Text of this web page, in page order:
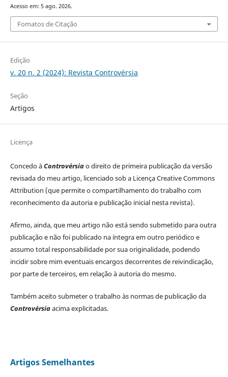
Acesso em: 5 ago. 2026.
Fomatos de Citação
Edição
v. 20 n. 2 (2024): Revista Controvérsia
Seção
Artigos
Licença
Concedo àControvérsiao direito de primeira publicação da versão
revisada do meu artigo, licenciado sob a Licença Creative Commons
Attribution (que permite o compartilhamento do trabalho com
reconhecimento da autoria e publicação inicial nesta revista).
Afirmo, ainda, que meu artigo não está sendo submetido para outra
publicação e não foi publicado na íntegra em outro periódico e
assumo total responsabilidade por sua originalidade, podendo
incidir sobre mim eventuais encargos decorrentes de reivindicação,
por parte de terceiros, em relação à autoria do mesmo.
Também aceito submeter o trabalho às normas de publicação da
Controvérsiaacima explicitadas.
Artigos Semelhantes